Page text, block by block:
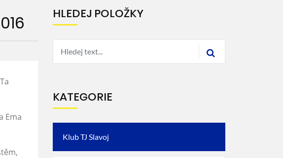
Ema
HLEDEJ POLOŽKY
KATEGORIE
Klub TJ Slavoj